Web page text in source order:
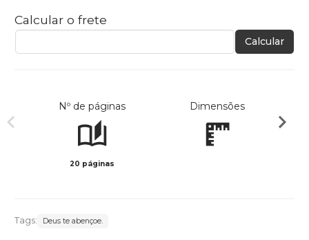
Calcular o frete
Calcular
Nº de páginas
20 páginas
Dimensões
Tags: Deus te abençoe.